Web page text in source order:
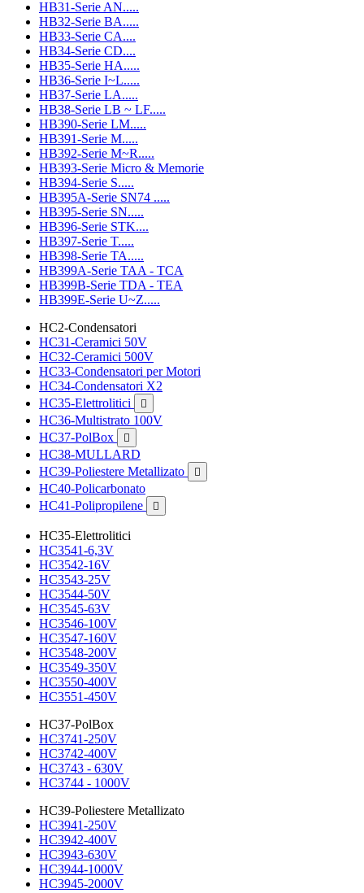
HB31-Serie AN.....
HB32-Serie BA.....
HB33-Serie CA....
HB34-Serie CD....
HB35-Serie HA.....
HB36-Serie I~L.....
HB37-Serie LA.....
HB38-Serie LB ~ LF.....
HB390-Serie LM.....
HB391-Serie M.....
HB392-Serie M~R.....
HB393-Serie Micro & Memorie
HB394-Serie S.....
HB395A-Serie SN74 .....
HB395-Serie SN.....
HB396-Serie STK....
HB397-Serie T.....
HB398-Serie TA.....
HB399A-Serie TAA - TCA
HB399B-Serie TDA - TEA
HB399E-Serie U~Z.....
HC2-Condensatori
HC31-Ceramici 50V
HC32-Ceramici 500V
HC33-Condensatori per Motori
HC34-Condensatori X2
HC35-Elettrolitici

HC36-Multistrato 100V
HC37-PolBox

HC38-MULLARD
HC39-Poliestere Metallizato

HC40-Policarbonato
HC41-Polipropilene

HC35-Elettrolitici
HC3541-6,3V
HC3542-16V
HC3543-25V
HC3544-50V
HC3545-63V
HC3546-100V
HC3547-160V
HC3548-200V
HC3549-350V
HC3550-400V
HC3551-450V
HC37-PolBox
HC3741-250V
HC3742-400V
HC3743 - 630V
HC3744 - 1000V
HC39-Poliestere Metallizato
HC3941-250V
HC3942-400V
HC3943-630V
HC3944-1000V
HC3945-2000V